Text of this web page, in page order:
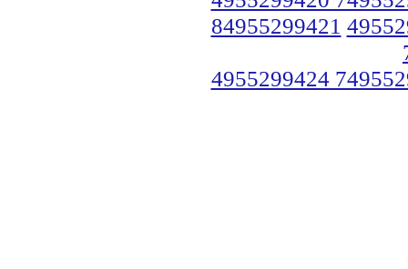
84955299421
4955299424